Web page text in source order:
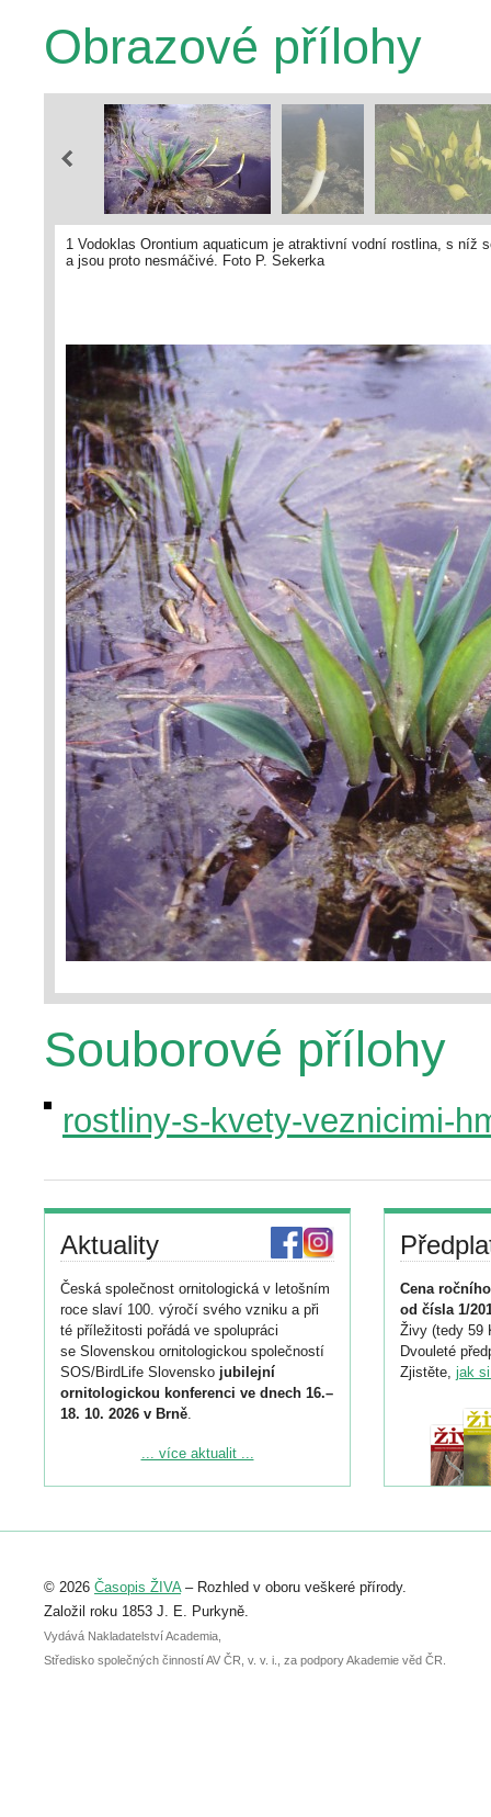
Obrazové přílohy
1 Vodoklas Orontium aquaticum je atraktivní vodní rostlina, s
a jsou proto nesmáčivé. Foto P. Sekerka
Souborové přílohy
rostliny-s-kvety-veznicimi-
Aktuality
Česká společnost ornitologická v letošním
roce slaví 100. výročí svého vzniku a při
té příležitosti pořádá ve spolupráci
se Slovenskou ornitologickou společností
SOS/BirdLife Slovensko jubilejní
ornitologickou konferenci ve dnech 16.–
18. 10. 2026 v Brně.
Podrobnější informace ke konferenci
Registrovat se můžete do 6. září.
abstraktu přihlášené přednášky nebo
posteru je už 30. června.
... více aktualit ...
Cena
od čísla 1/
Živy (tedy 59
Dvouleté
Zjistěte, jak
© 2026 Časopis ŽIVA– Rozhled v oboru veškeré přírody.
Založil roku 1853 J. E. Purkyně.
Vydává Nakladatelství Academia,
Středisko společných činností AV ČR, v. v. i., za podpory Akademie věd ČR.